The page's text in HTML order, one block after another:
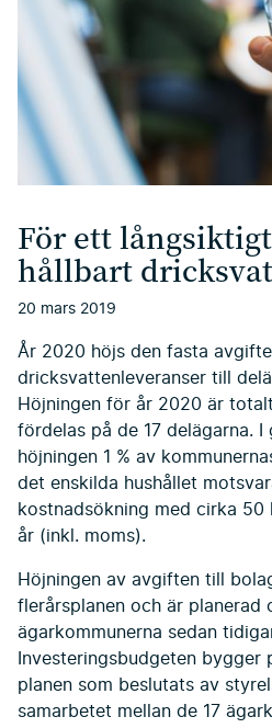
För ett
hållbart
20 mars 2019
År 2020 höjs den fasta
dricksvattenleveranser till
Höjningen för år 2020 är
fördelas på de 17 delägarna.
höjningen 1 % av
det enskilda hushållet
kostnadsökning med cirka 50
år (inkl. moms).
Höjningen av avgiften till
flerårsplanen och är planerad
ägarkommunerna sedan
Investeringsbudgeten bygger
planen som beslutats av
samarbetet mellan de 17